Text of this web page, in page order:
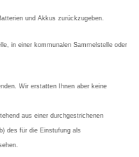
und Akkus zurückzugeben.
in einer kommunalen Sammelstelle oder
Wir erstatten Ihnen aber keine
aus einer durchgestrichenen
des für die Einstufung als